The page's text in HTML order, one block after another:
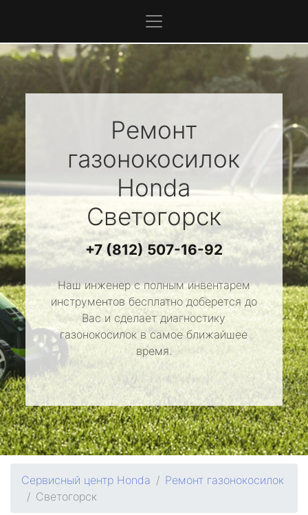
Ремонт
газонокосилок
Honda
Светогорск
+7 (812) 507-16-92
Наш инженер с полным инвентарем
инструментов бесплатно доберется до
Вас и сделает диагностику
газонокосилок в самое ближайшее
время.
Сервисный центр Honda
Ремонт газонокосилок
Светогорск